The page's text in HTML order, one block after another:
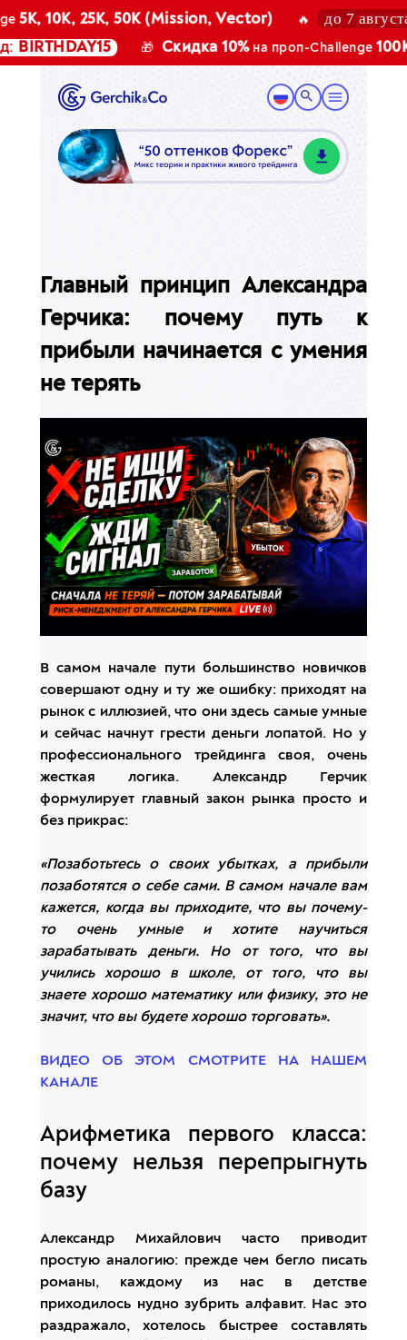
10K, 25K, 50K (Mission, Vector) 🔥 до 7 августа
🎁 Скидка 10%на проп-Challenge 100K,
Главный принцип Александра
Герчика: почему путь к
прибыли начинается с умения
не терять
В самом начале пути большинство новичков
совершают одну и ту же ошибку: приходят на
рынок с иллюзией, что они здесь самые умные
и сейчас начнут грести деньги лопатой. Но у
профессионального трейдинга своя, очень
жесткая логика. Александр Герчик
формулирует главный закон рынка просто и
без прикрас:
«Позаботьтесь о своих убытках, а прибыли
позаботятся о себе сами. В самом начале вам
кажется, когда вы приходите, что вы почему-
то очень умные и хотите научиться
зарабатывать деньги. Но от того, что вы
учились хорошо в школе, от того, что вы
знаете хорошо математику или физику, это не
значит, что вы будете хорошо торговать».
ВИДЕО ОБ ЭТОМ СМОТРИТЕ НА НАШЕМ
КАНАЛЕ
Арифметика первого класса:
почему нельзя перепрыгнуть
базу
Александр Михайлович часто приводит
простую аналогию: прежде чем бегло писать
романы, каждому из нас в детстве
приходилось нудно зубрить алфавит. Нас это
раздражало, хотелось быстрее составлять